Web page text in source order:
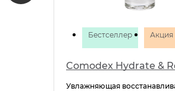
Бестселлер Акция
Увлажняющая